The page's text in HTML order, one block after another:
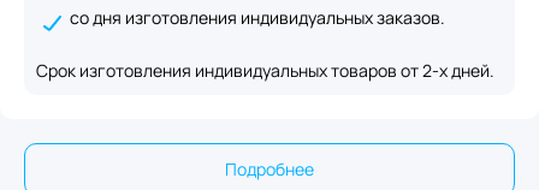
со дня изготовления индивидуальных заказов.
Срок изготовления индивидуальных товаров от 2-х дней.
Подробнее